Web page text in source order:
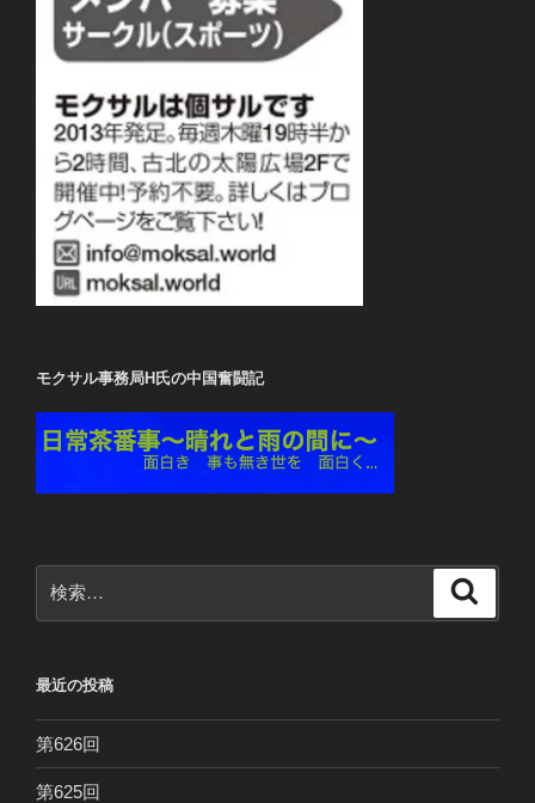
モクサル事務局H氏の中国奮闘記
索:
最近の投稿
第626回
第625回